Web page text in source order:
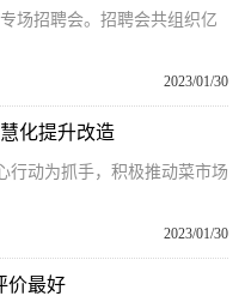
场招聘会。招聘会共组织亿
2023/01/30
化提升改造
行动为抓手，积极推动菜市场
2023/01/30
价最好